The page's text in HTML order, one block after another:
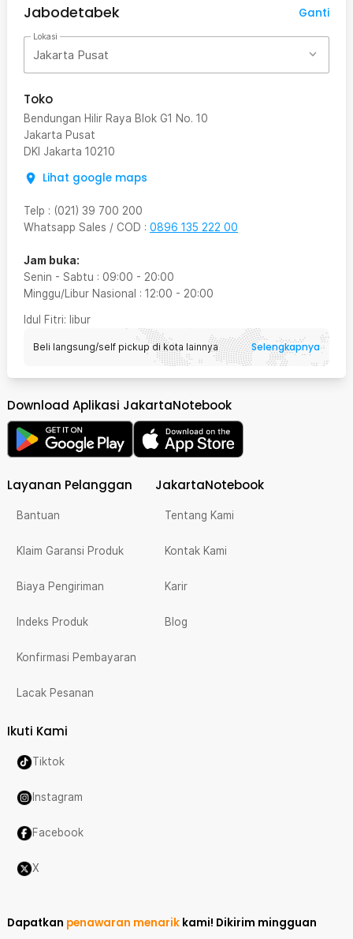
Jabodetabek
Ganti
Lokasi
Jakarta Pusat
Toko
Bendungan Hilir Raya Blok G1 No. 10
Jakarta Pusat
DKI Jakarta 10210
Lihat google maps
Telp : (021) 39 700 200
Whatsapp Sales / COD : 0896 135 222 00
Jam buka:
Senin - Sabtu : 09:00 - 20:00
Minggu/Libur Nasional : 12:00 - 20:00
Idul Fitri: libur
Beli langsung/self pickup di kota lainnya Selengkapnya
Download Aplikasi JakartaNotebook
Layanan Pelanggan
Bantuan
Klaim Garansi Produk
Biaya Pengiriman
Indeks Produk
Konfirmasi Pembayaran
Lacak Pesanan
JakartaNotebook
Tentang Kami
Kontak Kami
Karir
Blog
Ikuti Kami
Tiktok
Instagram
Facebook
X
Dapatkan penawaran menarik kami! Dikirim mingguan